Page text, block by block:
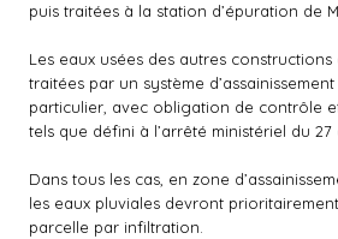
puis traitées à la station d’épuration de
Les eaux usées des autres
traitées par un système
particulier, avec obligation de contrôle
tels que défini à l’arrêté ministériel du 27
Dans tous les cas, en zone
les eaux pluviales devront
parcelle par infiltration.